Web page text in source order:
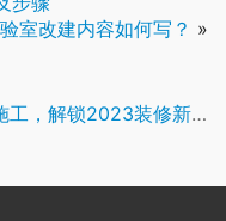
室改建内容如何写？ »
解锁2023装修新潮流！